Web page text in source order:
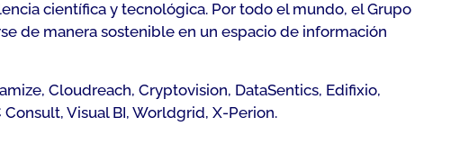
científica y tecnológica. Por todo el mundo, el Grupo
de manera sostenible en un espacio de información
Cloudreach, Cryptovision, DataSentics, Edifixio,
Consult, Visual BI, Worldgrid, X-Perion.